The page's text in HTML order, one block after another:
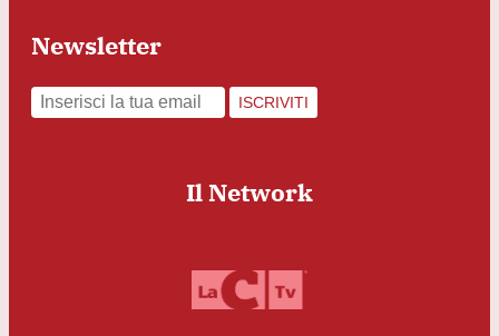
Newsletter
ISCRIVITI
Il Network